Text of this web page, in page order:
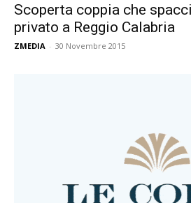
Scoperta coppia che
privato a Reggio Calabria
ZMEDIA - 30 Novembre 2015